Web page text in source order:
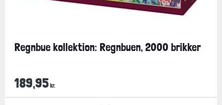
Regnbue kollektion: Regnbuen, 2000 brikker
189,95 kr.